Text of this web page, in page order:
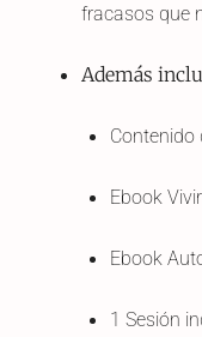
fracasos que
Además
Contenido
Ebook
Ebook
1 Sesión